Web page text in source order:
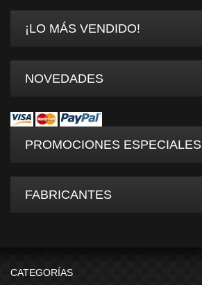
¡LO MÁS VENDIDO!
NOVEDADES
PROMOCIONES ESPECIALES
FABRICANTES
CATEGORÍAS